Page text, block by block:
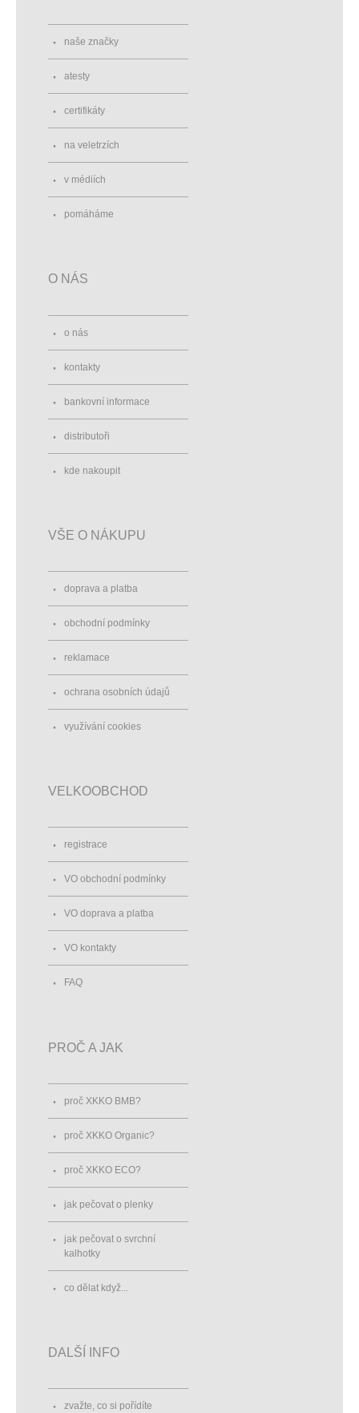
naše značky
atesty
certifikáty
na veletrzích
v médiích
pomáháme
O NÁS
o nás
kontakty
bankovní informace
distributoři
kde nakoupit
VŠE O NÁKUPU
doprava a platba
obchodní podmínky
reklamace
ochrana osobních údajů
využívání cookies
VELKOOBCHOD
registrace
VO obchodní podmínky
VO doprava a platba
VO kontakty
FAQ
PROČ A JAK
proč XKKO BMB?
proč XKKO Organic?
proč XKKO ECO?
jak pečovat o plenky
jak pečovat o svrchní
kalhotky
co dělat když...
DALŠÍ INFO
zvažte, co si pořídíte